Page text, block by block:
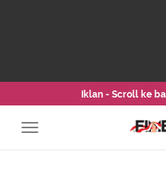
Iklan - Scroll ke